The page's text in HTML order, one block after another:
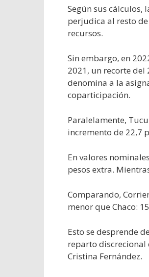
Según sus cálculos,
perjudica al resto
recursos.
Sin embargo, en
2021, un recorte del
denomina a la
coparticipación.
Paralelamente,
incremento de 22,7
En valores
pesos extra.
Comparando,
menor que Chaco:
Esto se desprende
reparto discrecional
Cristina Fernández.